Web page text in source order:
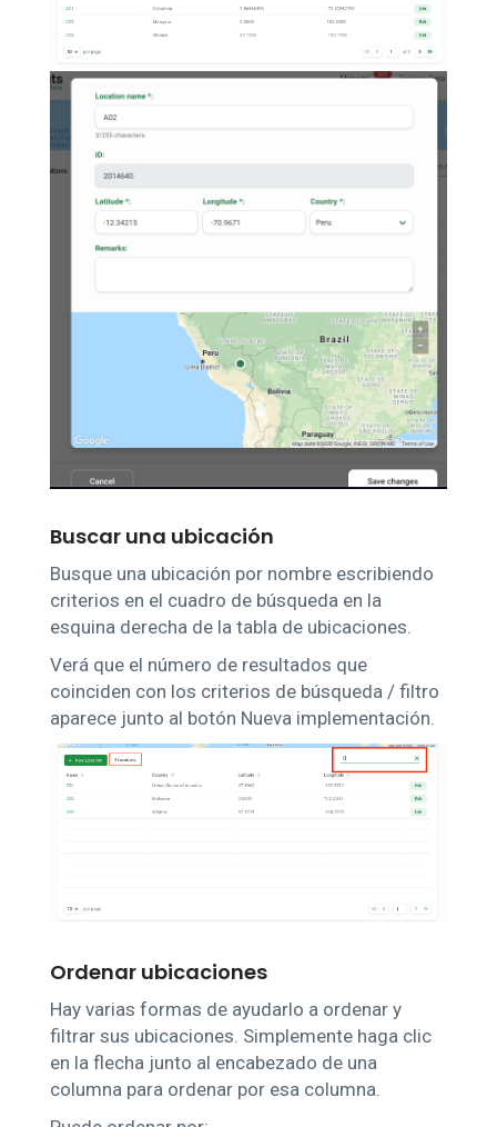
Buscar una ubicación
Busque una ubicación por nombre escribiendo
criterios en el cuadro de búsqueda en la
esquina derecha de la tabla de ubicaciones.
Verá que el número de resultados que
coinciden con los criterios de búsqueda / filtro
aparece junto al botón Nueva implementación.
Ordenar ubicaciones
Hay varias formas de ayudarlo a ordenar y
filtrar sus ubicaciones. Simplemente haga clic
en la flecha junto al encabezado de una
columna para ordenar por esa columna.